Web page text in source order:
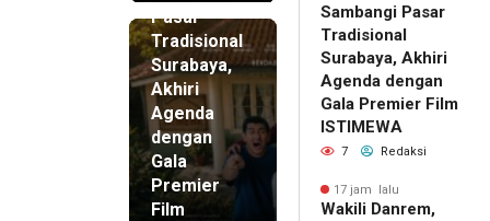
Pasar
Tradisional
Surabaya,
Akhiri
Agenda
dengan
Gala
Premier
Film
Sambangi Pasar
Tradisional
Surabaya, Akhiri
Agenda dengan
Gala Premier Film
ISTIMEWA
7 Redaksi
17 jam lalu
Wakili Danrem,